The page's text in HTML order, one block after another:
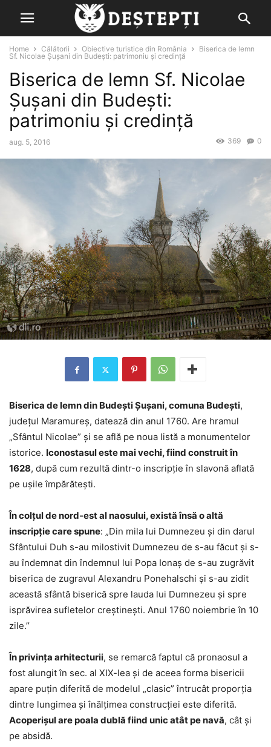
Home Călătorii Obiective turistice din România
Biserica de lemn
Sf. Nicolae Șușani din Budești: patrimoniu și credință
Biserica de lemn Sf. Nicolae
Șușani din Budești:
patrimoniu și credință
aug. 5, 2016 0
369
Biserica de lemn din Budești Șușani, comuna Budești,
județul Maramureș, datează din anul 1760. Are hramul
„Sfântul Nicolae” și se află pe noua listă a monumentelor
istorice. Iconostasul este mai vechi, fiind construit în
1628, după cum rezultă dintr-o inscripție în slavonă aflată
pe ușile împărătești.
În colțul de nord-est al naosului, există însă o altă
inscripție care spune: „Din mila lui Dumnezeu și din darul
Sfântului Duh s-au milostivit Dumnezeu de s-au făcut și s-
au îndemnat din îndemnul lui Popa Ionaș de s-au zugrăvit
biserica de zugravul Alexandru Ponehalschi și s-au zidit
această sfântă biserică spre lauda lui Dumnezeu și spre
isprăvirea sufletelor creștinești. Anul 1760 noiembrie în 10
zile.’’
În privința arhitecturii, se remarcă faptul că pronaosul a
fost alungit în sec. al XIX-lea și de aceea forma bisericii
apare puțin diferită de modelul „clasic” întrucât proporția
dintre lungimea și înălțimea construcției este diferită.
Acoperișul are poala dublă fiind unic atât pe navă, cât și
pe absidă.